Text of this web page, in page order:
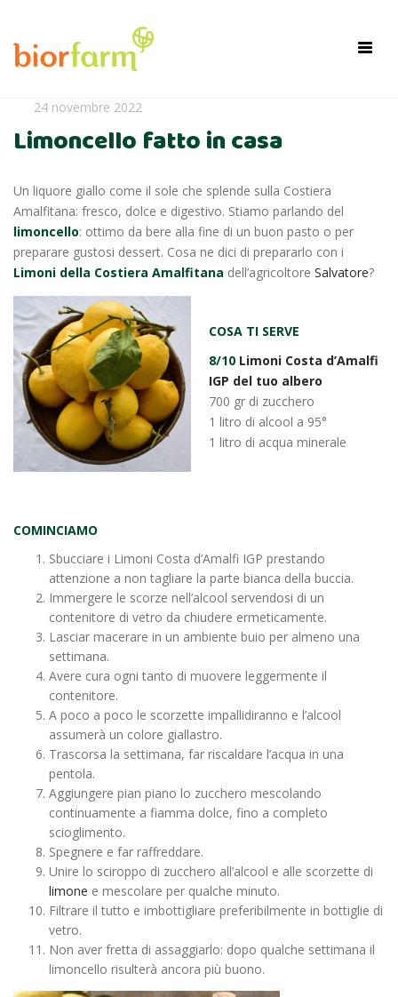
24 novembre 2022
Limoncello fatto in casa
Un liquore giallo come il sole che splende sulla Costiera
Amalfitana: fresco, dolce e digestivo. Stiamo parlando del
limoncello: ottimo da bere alla fine di un buon pasto o per
preparare gustosi dessert. Cosa ne dici di prepararlo con i
Limoni della Costiera Amalfitana dell’agricoltore Salvatore?
COSA TI SERVE
8/10 Limoni Costa d’Amalfi
IGP del tuo albero
700 gr di zucchero
1 litro di alcool a 95°
1 litro di acqua minerale
COMINCIAMO
Sbucciare i Limoni Costa d’Amalfi IGP prestando
attenzione a non tagliare la parte bianca della buccia.
Immergere le scorze nell’alcool servendosi di un
contenitore di vetro da chiudere ermeticamente.
Lasciar macerare in un ambiente buio per almeno una
settimana.
Avere cura ogni tanto di muovere leggermente il
contenitore.
A poco a poco le scorzette impallidiranno e l’alcool
assumerà un colore giallastro.
Trascorsa la settimana, far riscaldare l’acqua in una
pentola.
Aggiungere pian piano lo zucchero mescolando
continuamente a fiamma dolce, fino a completo
scioglimento.
Spegnere e far raffreddare.
Unire lo sciroppo di zucchero all’alcool e alle scorzette di
limone e mescolare per qualche minuto.
Filtrare il tutto e imbottigliare preferibilmente in bottiglie di
vetro.
Non aver fretta di assaggiarlo: dopo qualche settimana il
limoncello risulterà ancora più buono.